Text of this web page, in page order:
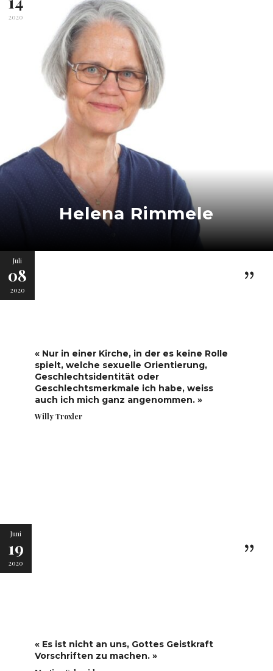
2020
Helena Rimmele
Juli
08
2020
« Nur in einer Kirche, in der es keine Rolle
spielt, welche sexuelle Orientierung,
Geschlechtsidentität oder
Geschlechtsmerkmale ich habe, weiss
auch ich mich ganz angenommen. »
Willy Troxler
Juni
19
2020
« Es ist nicht an uns, Gottes Geistkraft
Vorschriften zu machen. »